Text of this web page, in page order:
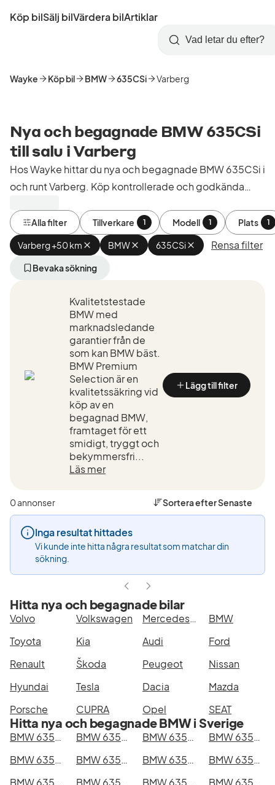
till
Startsida
Köp bilSälj bilVärdera bilArtiklar
Skapa
konto
Logga
in
Sök
Wayke Köp bil BMW 635CSi Varberg
Nya och begagnade BMW 635CSi
till salu i Varberg
Hos Wayke hittar du nya och begagnade BMW 635CSi i
och runt Varberg. Köp kontrollerade och godkända
Alla filter Tillverkare 1 Modell 1 Plats 1
Varberg +50 km Ta
bort
aktivt
+50
km
(Plats)
BMW Ta
bort
(Tillverkare)
635CSi Ta
bort
Rensa filter
Bevaka sökning
Kvalitetstestade
BMW med
marknadsledande
garantier från de
som kan BMW bäst.
BMW Premium
Selection är en
kvalitetssäkring vid
köp av en
begagnad BMW,
framtaget för ett
smidigt, tryggt och
bekymmersfri...
Läs mer
Lägg till filter
0 annonser Sortera efterSenaste
Inga resultat hittades
Vi kunde inte hitta några resultat som matchar din
sökning.
Hitta nya och begagnade bilar
Volvo Volkswagen Mercedes-Benz
BMW
Toyota
Kia Audi
Ford
Renault
Škoda Peugeot
Nissan
Hyundai
Tesla Dacia
Mazda
Porsche
CUPRA Opel SEAT
Hitta nya och begagnade BMW i Sverige
BMW 635CSi i Stockholm BMW 635CSi i Göteborg BMW 635CSi i Helsingborg
BMW 635CSi i Jönköping
BMW 635CSi i Malmö
BMW 635CSi i Örebro BMW 635CSi i Norrköping
BMW 635CSi i Linköping
BMW 635CSi i Uppsala
BMW 635CSi i Västerås BMW 635CSi i Halmstad
BMW 635CSi i Växjö